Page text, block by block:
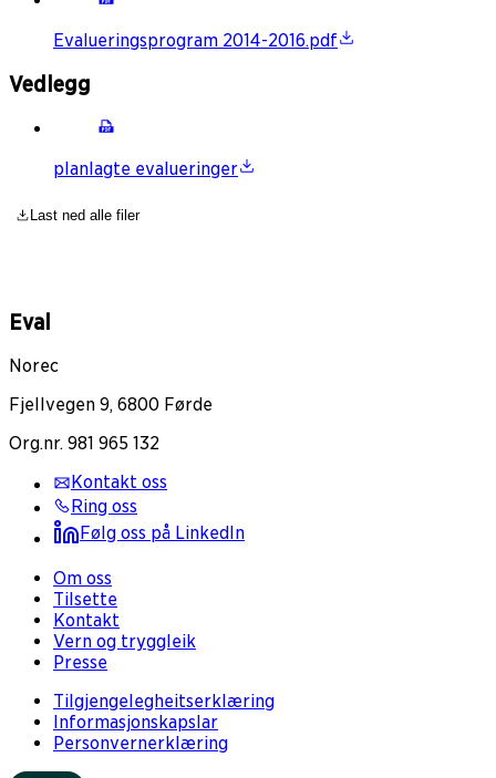
Evalueringsprogram 2014-2016.pdf
Vedlegg
planlagte evalueringer
Last ned alle filer
Eval
Norec
Fjellvegen 9, 6800 Førde
Org.nr. 981 965 132
Kontakt oss
Ring oss
Følg oss på LinkedIn
Om oss
Tilsette
Kontakt
Vern og tryggleik
Presse
Tilgjengelegheitserklæring
Informasjonskapslar
Personvernerklæring